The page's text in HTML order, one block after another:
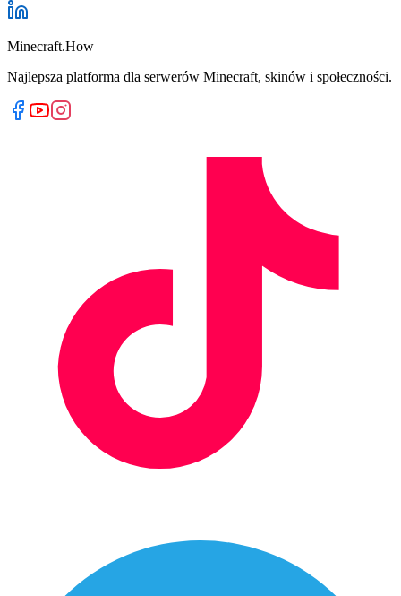
Minecraft.How
Najlepsza platforma dla serwerów Minecraft, skinów i społeczności.